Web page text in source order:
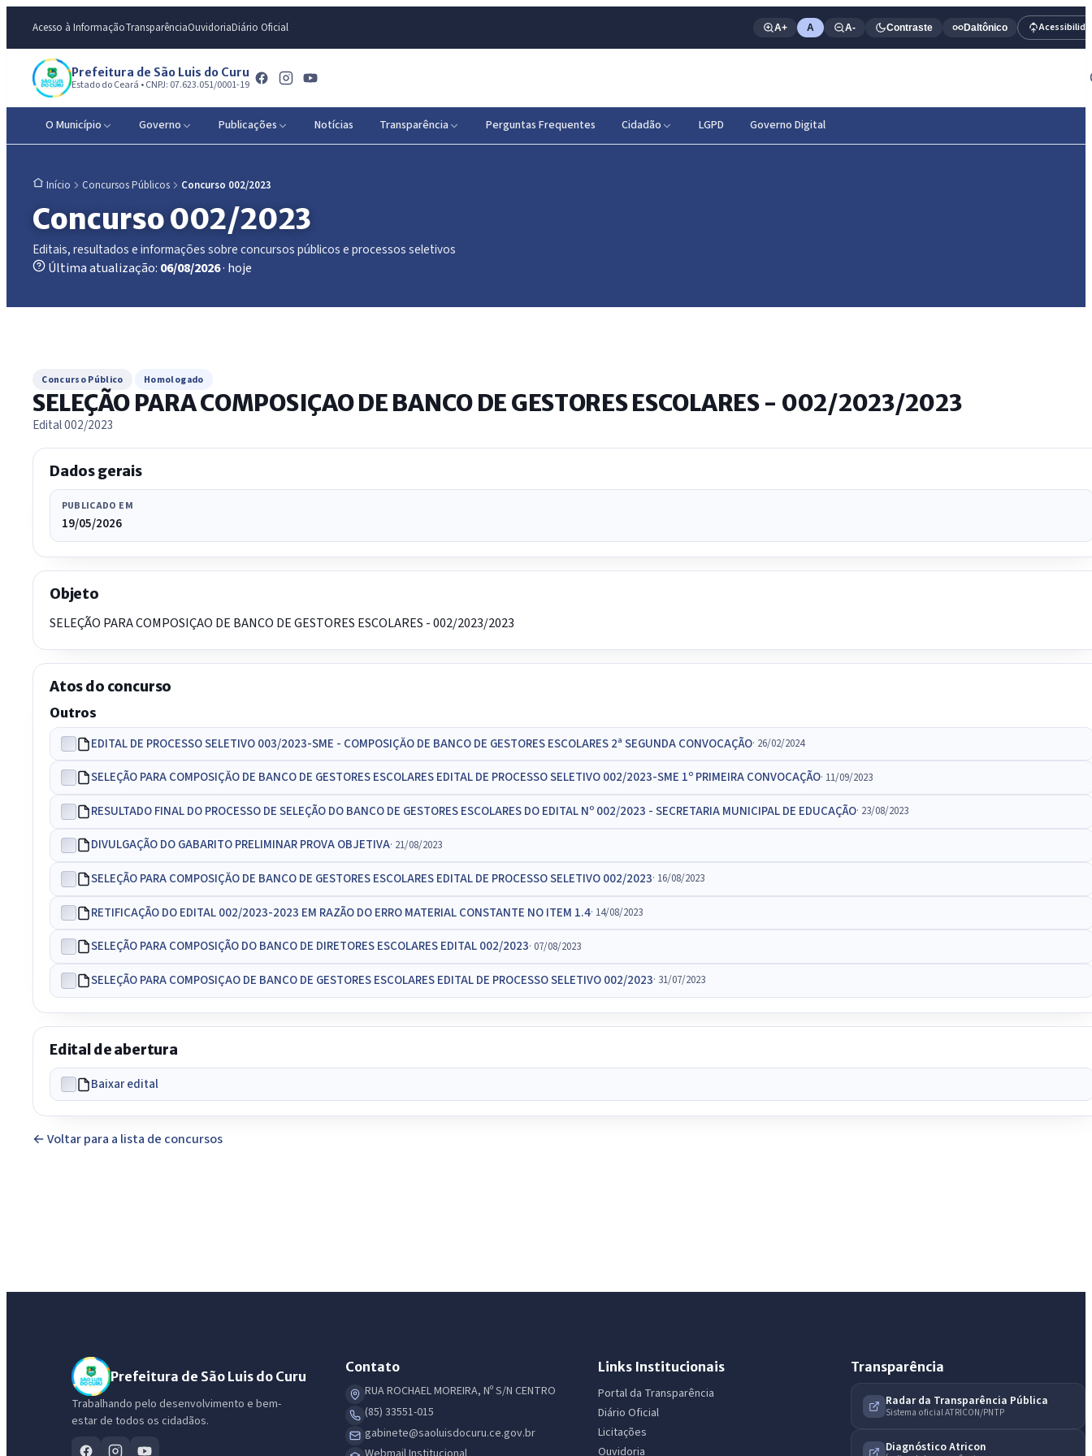
Acesso à InformaçãoTransparênciaOuvidoriaDiário Oficial A+ A A- Contraste Daltônico
Prefeitura de São Luis do Curu
Estado do Ceará • CNPJ: 07.623.051/0001-19
O Município Governo Publicações Notícias Transparência Perguntas Frequentes Cidadão LGPD Governo Digital
Início Concursos Públicos Concurso 002/2023
Concurso 002/2023
Editais, resultados e informações sobre concursos públicos e processos seletivos
Última atualização: 06/08/2026· hoje
Concurso Público Homologado
SELEÇÃO PARA COMPOSIÇAO DE BANCO DE GESTORES ESCOLARES - 002/2023/2023
Edital 002/2023
Dados gerais
PUBLICADO EM
19/05/2026
Objeto
SELEÇÃO PARA COMPOSIÇAO DE BANCO DE GESTORES ESCOLARES - 002/2023/2023
Atos do concurso
Outros
EDITAL DE PROCESSO SELETIVO 003/2023-SME - COMPOSIÇĂO DE BANCO DE GESTORES ESCOLARES 2ª SEGUNDA CONVOCAÇÃO· 26/02/2024
SELEÇÃO PARA COMPOSIÇĂO DE BANCO DE GESTORES ESCOLARES EDITAL DE PROCESSO SELETIVO 002/2023-SME 1º PRIMEIRA CONVOCAÇÃO· 11/09/2023
RESULTADO FINAL DO PROCESSO DE SELEÇÃO DO BANCO DE GESTORES ESCOLARES DO EDITAL Nº 002/2023 - SECRETARIA MUNICIPAL DE EDUCAÇÃO· 23/08/2023
DIVULGAÇÃO DO GABARITO PRELIMINAR PROVA OBJETIVA· 21/08/2023
SELEÇÃO PARA COMPOSIÇĂO DE BANCO DE GESTORES ESCOLARES EDITAL DE PROCESSO SELETIVO 002/2023· 16/08/2023
RETIFICAÇÃO DO EDITAL 002/2023-2023 EM RAZÃO DO ERRO MATERIAL CONSTANTE NO ITEM 1.4· 14/08/2023
SELEÇÃO PARA COMPOSIÇÃO DO BANCO DE DIRETORES ESCOLARES EDITAL 002/2023· 07/08/2023
SELEÇÃO PARA COMPOSIÇAO DE BANCO DE GESTORES ESCOLARES EDITAL DE PROCESSO SELETIVO 002/2023· 31/07/2023
Edital de abertura
Baixar edital
← Voltar para a lista de concursos
Prefeitura de São Luis do Curu
Trabalhando pelo desenvolvimento e bem-
estar de todos os cidadãos.
Contato
RUA ROCHAEL MOREIRA, Nº S/N CENTRO
(85) 33551-015
gabinete@saoluisdocuru.ce.gov.br
Links Institucionais
Portal da Transparência
Diário Oficial
Licitações
Ouvidoria
Transparência
Radar da Transparência Pública
Sistema oficial ATRICON/PNTP
Diagnóstico Atricon